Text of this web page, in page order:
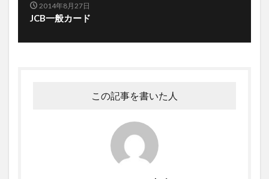
2014年8月27日
JCB一般カード
この記事を書いた人